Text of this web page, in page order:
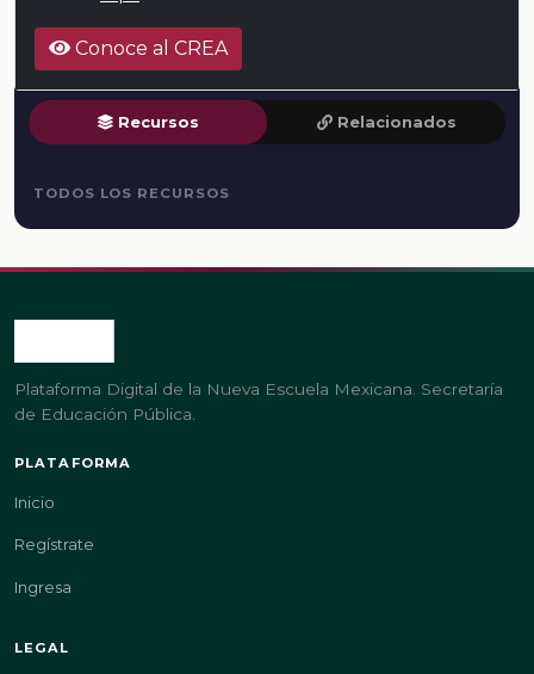
Conoce al CREA
Recursos Relacionados
TODOS LOS RECURSOS
Plataforma Digital de la Nueva Escuela Mexicana. Secretaría
de Educación Pública.
PLATAFORMA
Inicio
Regístrate
Ingresa
LEGAL